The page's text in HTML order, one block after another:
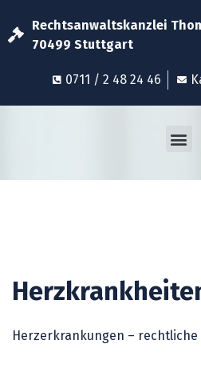
Rechtsanwaltskanzlei
70499 Stuttgart
0711 / 2 48 24 46
Herzerkrankungen – rechtliche